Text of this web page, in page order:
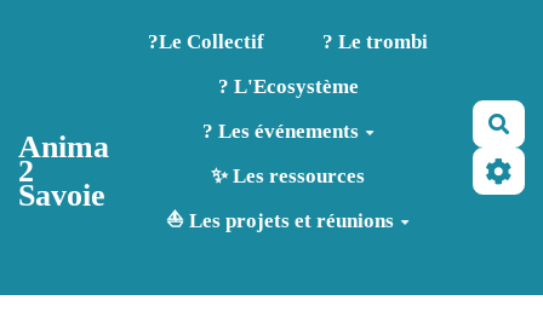
Aller au contenu principal
Anima
2
Savoie
?️Le Collectif
? Le trombi
? L'Ecosystème
? Les événements
✨ Les ressources
⛵ Les projets et réunions